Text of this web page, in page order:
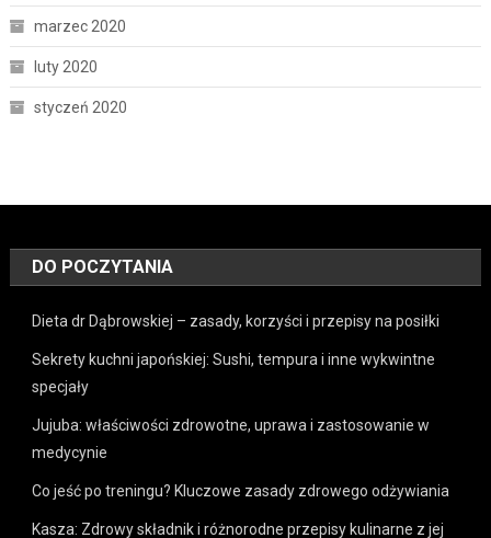
marzec 2020
luty 2020
styczeń 2020
DO POCZYTANIA
Dieta dr Dąbrowskiej – zasady, korzyści i przepisy na posiłki
Sekrety kuchni japońskiej: Sushi, tempura i inne wykwintne
specjały
Jujuba: właściwości zdrowotne, uprawa i zastosowanie w
medycynie
Co jeść po treningu? Kluczowe zasady zdrowego odżywiania
Kasza: Zdrowy składnik i różnorodne przepisy kulinarne z jej